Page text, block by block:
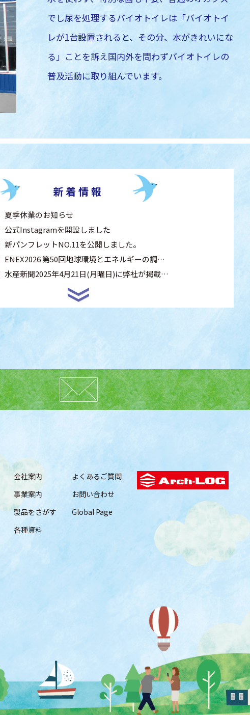
でし尿を処理するバイオトイレは「バイオトイ
レが1台設置されると、 その分、水がきれいにな
る」ことを訴え国内外を問わずバイオトイレの
普及活動に取り組んでいます。
新着情報
夏季休業のお知らせ
公式Instagramを開設しました
新パンフレットNO.11を公開しました。
ENEX2026 第50回地球環境とエネルギーの調…
水産新聞2025年4月21日(月曜日)に弊社が掲載…
会社案内
事業案内
製品をさがす
各種資料
よくあるご質問
お問い合わせ
Global Page